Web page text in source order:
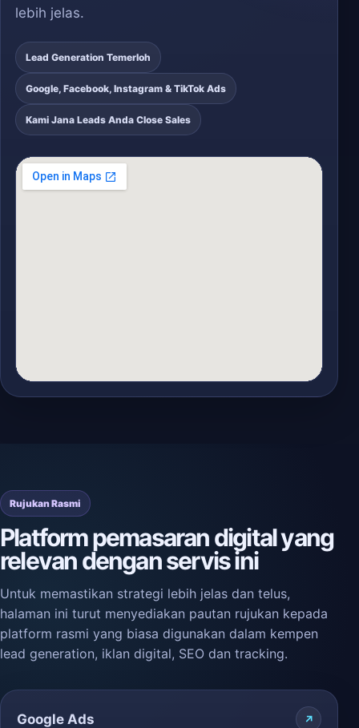
lebih jelas.
Lead Generation Temerloh
Google, Facebook, Instagram & TikTok Ads
Kami Jana Leads Anda Close Sales
Rujukan Rasmi
Platform pemasaran digital yang
relevan dengan servis ini
Untuk memastikan strategi lebih jelas dan telus,
halaman ini turut menyediakan pautan rujukan kepada
platform rasmi yang biasa digunakan dalam kempen
lead generation, iklan digital, SEO dan tracking.
Google Ads